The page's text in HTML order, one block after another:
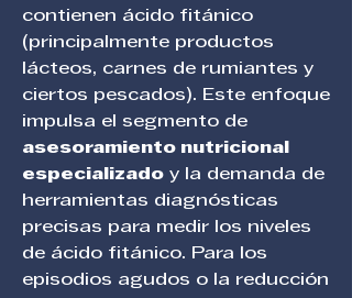
contienen ácido fitánico
(principalmente productos
lácteos, carnes de rumiantes y
ciertos pescados). Este enfoque
asesoramiento nutricional
especializado y la demanda de
herramientas diagnósticas
precisas para medir los niveles
de ácido fitánico. Para los
episodios agudos o la reducción